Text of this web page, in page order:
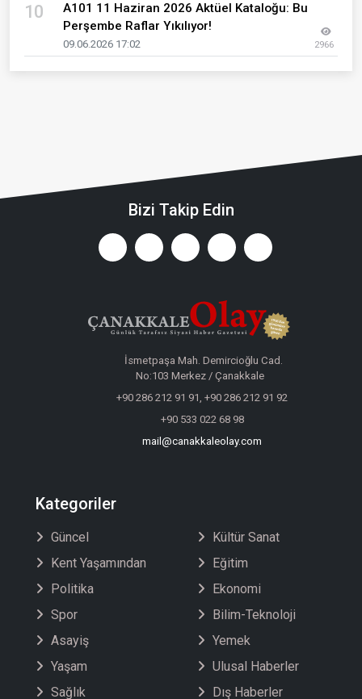
10
A101 11 Haziran 2026 Aktüel Kataloğu: Bu
Perşembe Raflar Yıkılıyor!
09.06.2026 17:02 2966
Bizi Takip Edin
İsmetpaşa Mah. Demircioğlu Cad.
No:103 Merkez / Çanakkale
+90 286 212 91 91, +90 286 212 91 92
+90 533 022 68 98
mail@canakkaleolay.com
Kategoriler
Güncel
Kent Yaşamından
Politika
Spor
Asayiş
Yaşam
Sağlık
Kültür Sanat
Eğitim
Ekonomi
Bilim-Teknoloji
Yemek
Ulusal Haberler
Dış Haberler